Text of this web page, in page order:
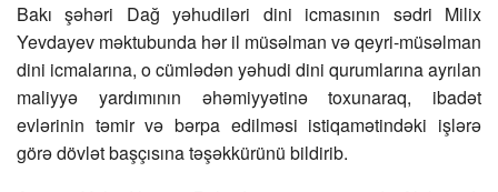
Bakı şəhəri Dağ yəhudiləri dini icmasının sədri Milix
Yevdayev məktubunda hər il müsəlman və qeyri-müsəlman
dini icmalarına, o cümlədən yəhudi dini qurumlarına ayrılan
maliyyə yardımının əhəmiyyətinə toxunaraq, ibadət
evlərinin təmir və bərpa edilməsi istiqamətindəki işlərə
görə dövlət başçısına təşəkkürünü bildirib.